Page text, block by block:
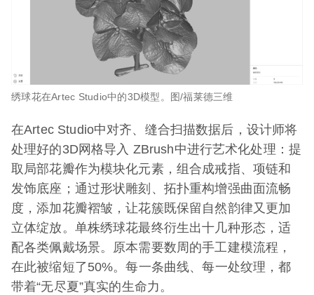
绣球花在Artec Studio中的3D模型。图/福莱德三维
在Artec Studio中对齐、缝合扫描数据后，设计师将
处理好的3D网格导入 ZBrush中进行艺术化处理：提
取局部花瓣作为模块化元素，组合成戒指、项链和
发饰底座；通过形状雕刻、拓扑重构增强曲面流畅
度，添加花瓣褶皱，让花簇既保留自然韵律又更加
立体绽放。单株绣球花最终衍生出十几种形态，适
配各类佩戴场景。原本需要数周的手工建模流程，
在此被缩短了50%。每一条曲线、每一处纹理，都
带着“无尽夏”真实的生命力。